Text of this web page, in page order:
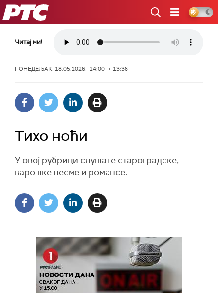
РТС
Читај ми!
ПОНЕДЕЉАК, 18.05.2026, 14:00 -> 13:38
Тихо ноћи
У овој рубрици слушате староградске,
варошке песме и романсе.